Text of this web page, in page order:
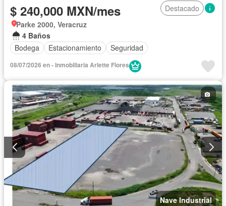
$ 240,000 MXN/mes
Destacado
Parke 2000, Veracruz
4 Baños
Bodega
Estacionamiento Seguridad
08/07/2026 en - Inmobiliaria Arlette Flores
Nave Industrial